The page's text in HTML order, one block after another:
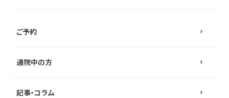
通院中の方
ご予約
記事・コラム